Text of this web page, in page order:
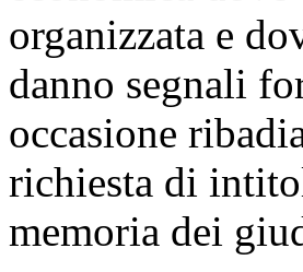
organizzata e
danno segnali
occasione
richiesta di
memoria dei